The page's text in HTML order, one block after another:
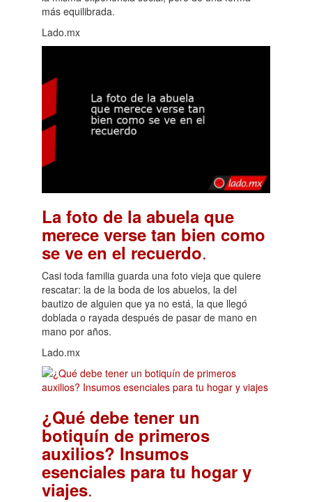
más equilibrada.
Lado.mx
La foto de la abuela que
merece verse tan bien como
se ve en el recuerdo.
Casi toda familia guarda una foto vieja que quiere
rescatar: la de la boda de los abuelos, la del
bautizo de alguien que ya no está, la que llegó
doblada o rayada después de pasar de mano en
mano por años.
Lado.mx
¿Qué debe tener un
botiquín de primeros
auxilios? Insumos
esenciales para tu hogar y
viajes.